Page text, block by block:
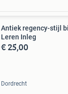
Antiek regency-stijl
Leren Inleg
€ 25,00
Dordrecht